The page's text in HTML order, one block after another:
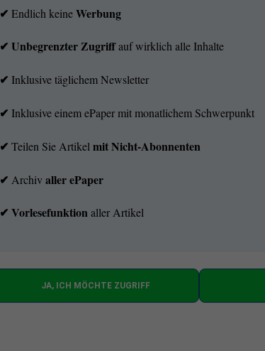
✔ Endlich keineWerbung
✔ Unbegrenzter Zugriffauf wirklich alle Inhalte
✔ Inklusive täglichem Newsletter
✔ Inklusive einem ePaper mit monatlichem Schwerpunkt
✔ Teilen Sie Artikel mitNicht-Abonnenten
✔ Archivaller ePaper
✔ Vorlesefunktionaller Artikel
JA, ICH MÖCHTE ZUGRIFF